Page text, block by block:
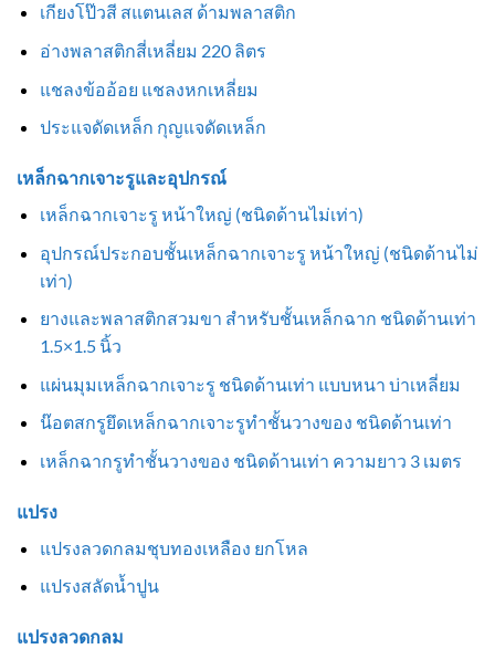
เกียงโป๊วสี สแตนเลส ด้ามพลาสติก
อ่างพลาสติกสี่เหลี่ยม 220 ลิตร
แชลงข้ออ้อย แชลงหกเหลี่ยม
ประแจดัดเหล็ก กุญแจดัดเหล็ก
เหล็กฉากเจาะรูและอุปกรณ์
เหล็กฉากเจาะรู หน้าใหญ่ (ชนิดด้านไม่เท่า)
อุปกรณ์ประกอบชั้นเหล็กฉากเจาะรู หน้าใหญ่ (ชนิดด้านไม่
เท่า)
ยางและพลาสติกสวมขา สำหรับชั้นเหล็กฉาก ชนิดด้านเท่า
1.5×1.5 นิ้ว
แผ่นมุมเหล็กฉากเจาะรู ชนิดด้านเท่า แบบหนา บ่าเหลี่ยม
น๊อตสกรูยึดเหล็กฉากเจาะรูทำชั้นวางของ ชนิดด้านเท่า
เหล็กฉากรูทำชั้นวางของ ชนิดด้านเท่า ความยาว 3 เมตร
แปรง
แปรงลวดกลมชุบทองเหลือง ยกโหล
แปรงสลัดน้ำปูน
แปรงลวดกลม